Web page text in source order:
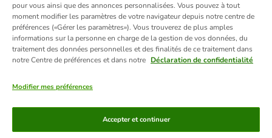
pour vous ainsi que des annonces personnalisées. Vous pouvez à tout
moment modifier les paramètres de votre navigateur depuis notre centre de
préférences («Gérer les paramètres»). Vous trouverez de plus amples
informations sur la personne en charge de la gestion de vos données, du
traitement des données personnelles et des finalités de ce traitement dans
notre Centre de préférences et dans notre Déclaration de confidentialité
Modifier mes préférences
Accepter et continuer